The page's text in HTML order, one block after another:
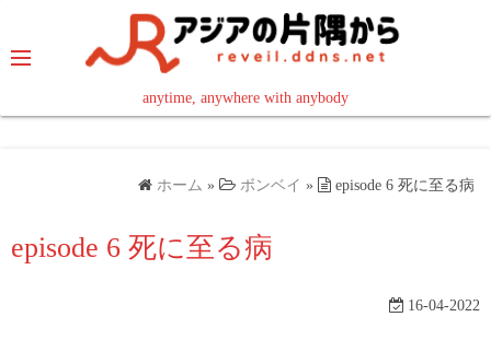
テ
ッ
anytime, anywhere with anybody
read in your language
ホーム » ボンベイ » episode 6 死に至る病
episode 6 死に至る病
16-04-2022